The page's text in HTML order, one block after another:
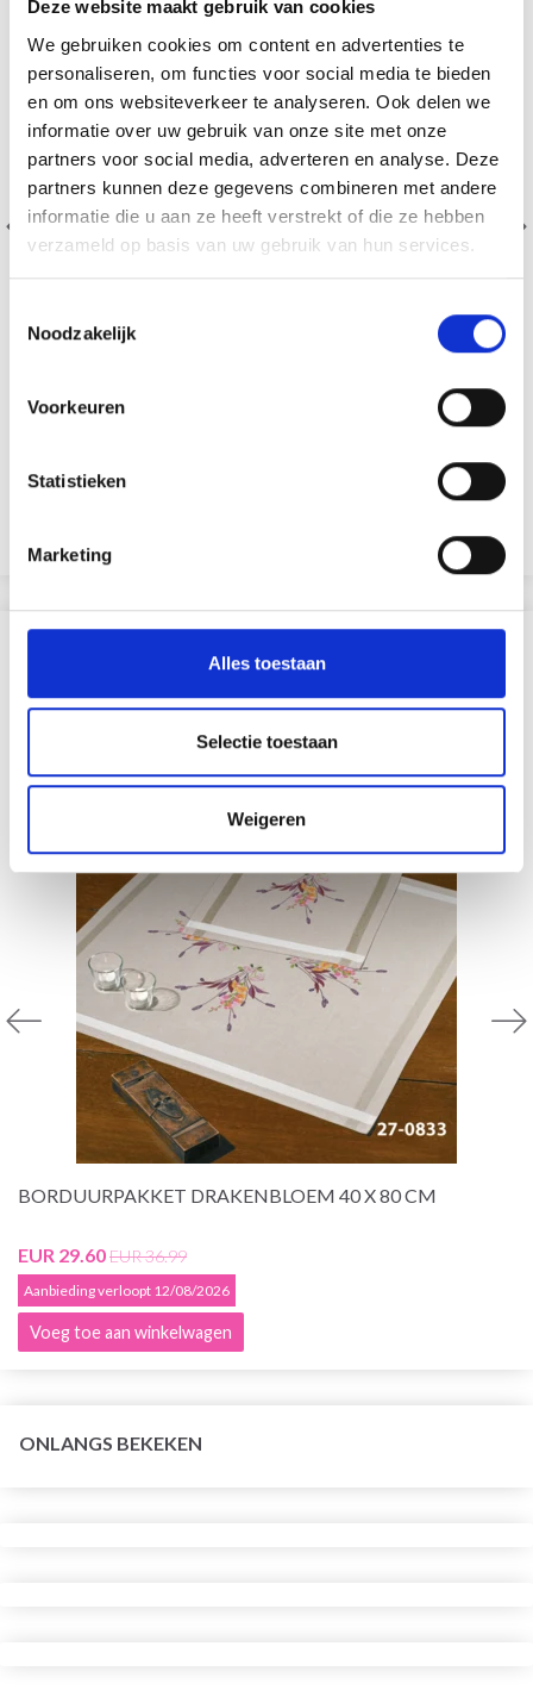
Deze website maakt gebruik van cookies
We gebruiken cookies om content en advertenties te
personaliseren, om functies voor social media te bieden
en om ons websiteverkeer te analyseren. Ook delen we
informatie over uw gebruik van onze site met onze
partners voor social media, adverteren en analyse. Deze
partners kunnen deze gegevens combineren met andere
informatie die u aan ze heeft verstrekt of die ze hebben
verzameld op basis van uw gebruik van hun services.
Noodzakelijk
Voorkeuren
Statistieken
Marketing
Alles toestaan
Selectie toestaan
Weigeren
BORDUURPAKKET DRAKENBLOEM 40 X 80 CM
19% korting
BORDUURPAKKET DRAKENBLOEM 40 X 80 CM
EUR 29.60EUR 36.99
Aanbieding verloopt 12/08/2026
Voeg toe aan winkelwagen
ONLANGS BEKEKEN